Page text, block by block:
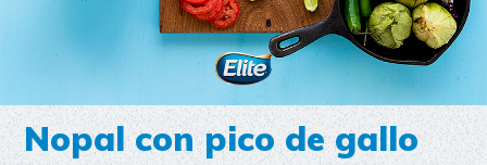
Nopal con pico de gallo